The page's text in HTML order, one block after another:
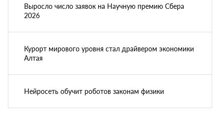
Выросло число заявок на Научную премию Сбера
2026
Курорт мирового уровня стал драйвером экономики
Алтая
Нейросеть обучит роботов законам физики